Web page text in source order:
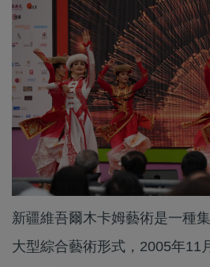
新疆維吾爾木卡姆藝術是一種
大型綜合藝術形式，2005年11